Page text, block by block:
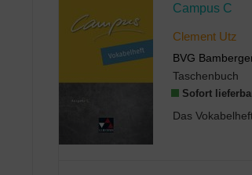
Campus C
Clement Utz
BVG
Taschenbuch
Sofort